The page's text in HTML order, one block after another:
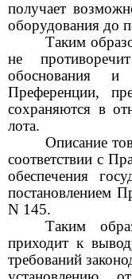
получает
оборудования до
Таким
не
обоснования и
Преференции,
сохраняются в
лота.
Описание
соответствии с
обеспечения
постановлением
N 145.
Таким
приходит к
требований